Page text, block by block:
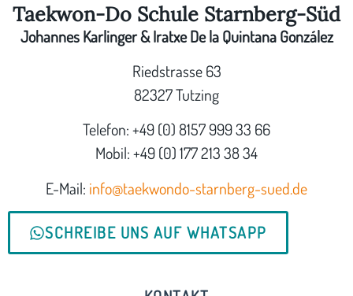
Taekwon-Do Schule Starnberg-Süd
Johannes Karlinger & Iratxe De la Quintana González
Riedstrasse 63
82327 Tutzing
Telefon: +49 (0) 8157 999 33 66
Mobil: +49 (0) 177 213 38 34
E-Mail: info@taekwondo-starnberg-sued.de
SCHREIBE UNS AUF WHATSAPP